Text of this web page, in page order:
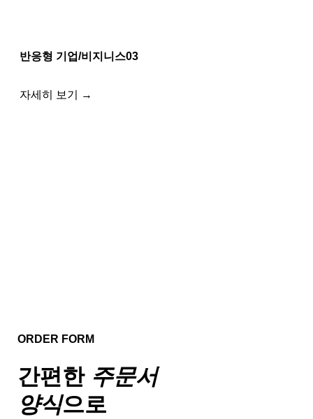
반응형 기업/비지니스03
자세히 보기 →
ORDER FORM
간편한 주문서
양식으로